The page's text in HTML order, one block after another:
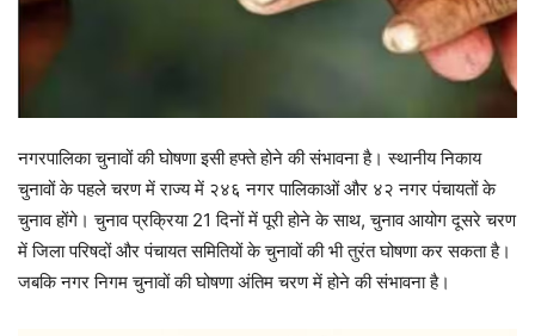
नगरपालिका चुनावों की घोषणा इसी हफ्ते होने की संभावना है। स्थानीय निकाय
चुनावों के पहले चरण में राज्य में २४६ नगर पालिकाओं और ४२ नगर पंचायतों के
चुनाव होंगे। चुनाव प्रक्रिया 21 दिनों में पूरी होने के साथ, चुनाव आयोग दूसरे चरण
में जिला परिषदों और पंचायत समितियों के चुनावों की भी तुरंत घोषणा कर सकता है।
जबकि नगर निगम चुनावों की घोषणा अंतिम चरण में होने की संभावना है।